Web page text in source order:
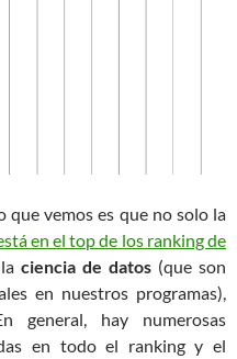
que vemos es que no solo la
en el top de los ranking de
ciencia de datos (que son
en nuestros programas),
general, hay numerosas
en todo el ranking y el